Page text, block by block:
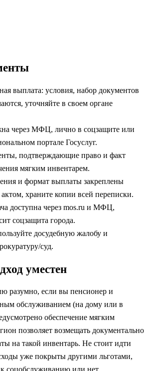
выплата: условия, набор документов
уточняйте в своем органе
через МФЦ, лично в соцзащите или
портале Госуслуг.
подтверждающие право и факт
мягким инвентарем.
и формат выплаты закреплены
храните копии всей переписки.
доступна через mos.ru и МФЦ,
соцзащита города.
досудебную жалобу и
суд.
уместен
разумно, если вы пенсионер и
обслуживанием (на дому или в
обеспечение мягким
позволяет возмещать документально
на такой инвентарь. Не стоит идти
уже покрыты другими льготами,